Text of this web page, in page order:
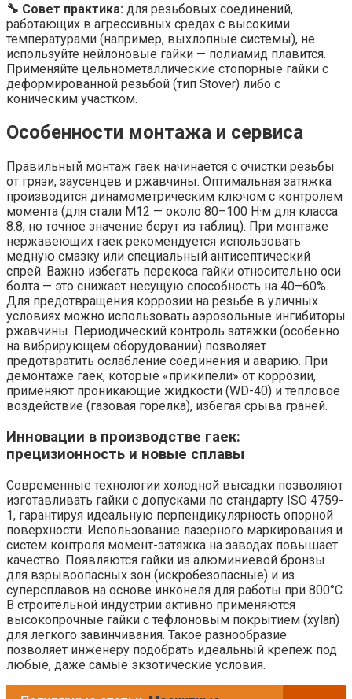
🔧 Совет практика: для резьбовых соединений,
работающих в агрессивных средах с высокими
температурами (например, выхлопные системы), не
используйте нейлоновые гайки — полиамид плавится.
Применяйте цельнометаллические стопорные гайки с
деформированной резьбой (тип Stover) либо с
коническим участком.
Особенности монтажа и сервиса
Правильный монтаж гаек начинается с очистки резьбы
от грязи, заусенцев и ржавчины. Оптимальная затяжка
производится динамометрическим ключом с контролем
момента (для стали М12 — около 80–100 Н·м для класса
8.8, но точное значение берут из таблиц). При монтаже
нержавеющих гаек рекомендуется использовать
медную смазку или специальный антисептический
спрей. Важно избегать перекоса гайки относительно оси
болта — это снижает несущую способность на 40–60%.
Для предотвращения коррозии на резьбе в уличных
условиях можно использовать аэрозольные ингибиторы
ржавчины. Периодический контроль затяжки (особенно
на вибрирующем оборудовании) позволяет
предотвратить ослабление соединения и аварию. При
демонтаже гаек, которые «прикипели» от коррозии,
применяют проникающие жидкости (WD-40) и тепловое
воздействие (газовая горелка), избегая срыва граней.
Инновации в производстве гаек:
прецизионность и новые сплавы
Современные технологии холодной высадки позволяют
изготавливать гайки с допусками по стандарту ISO 4759-
1, гарантируя идеальную перпендикулярность опорной
поверхности. Использование лазерного маркирования и
систем контроля момент-затяжка на заводах повышает
качество. Появляются гайки из алюминиевой бронзы
для взрывоопасных зон (искробезопасные) и из
суперсплавов на основе инконеля для работы при 800°C.
В строительной индустрии активно применяются
высокопрочные гайки с тефлоновым покрытием (xylan)
для легкого завинчивания. Такое разнообразие
позволяет инженеру подобрать идеальный крепёж под
любые, даже самые экзотические условия.